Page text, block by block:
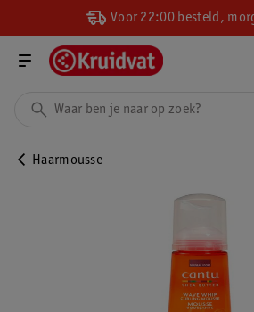
Voor 22:00 besteld,
Haarmousse